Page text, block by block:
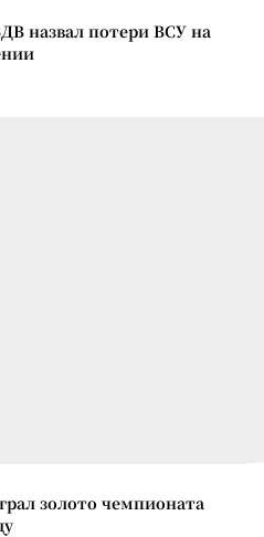
назвал потери ВСУ на
золото чемпионата